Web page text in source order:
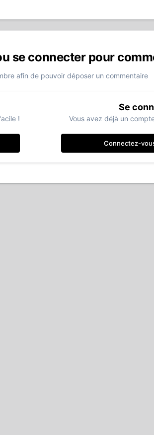
se connecter pour
afin de pouvoir déposer un commentaire
!
Se
Vous avez déjà un
Connectez-